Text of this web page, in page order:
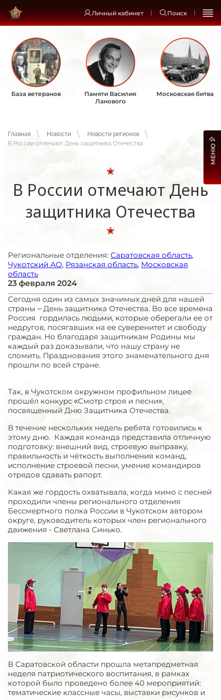
Личный кабинет Поиск
База ветеранов
Памяти Василия
Ланового
Московская битва
Главная Новости
Новости регионов
В России отмечают День защитника Отечества
В России отмечают День
защитника Отечества
Региональные отделения: Саратовская область,
Чукотский АО, Рязанская область, Московская
область
23 февраля 2024
Сегодня один из самых значимых дней для нашей
страны – День защитника Отечества. Во все времена
Россия гордилась людьми, которые оберегали ее от
недругов, посягавших на ее суверенитет и свободу
граждан. Но благодаря защитникам Родины мы
каждый раз доказывали, что нашу страну не
сломить. Празднования этого знаменательного дня
прошли по всей стране.
Так, в Чукотском окружном профильном лицее
прошёл конкурс «Смотр строя и песни»,
посвященный Дню Защитника Отечества.
В течение нескольких недель ребята готовились к
этому дню. Каждая команда представила отличную
подготовку: внешний вид, строевую выправку,
правильность и чёткость выполнения команд,
исполнение строевой песни, умение командиров
отрядов сдавать рапорт.
Какая же гордость охватывала, когда мимо с песней
проходили члены регионального отделения
Бессмертного полка России в Чукотском автором
округе, руководитель которых член регионального
движения - Светлана Синько.
В Саратовской области прошла метапредметная
неделя патриотического воспитания, в рамках
которой было проведено более 40 мероприятий:
тематические классные часы, выставки рисунков и
МЕНЮ